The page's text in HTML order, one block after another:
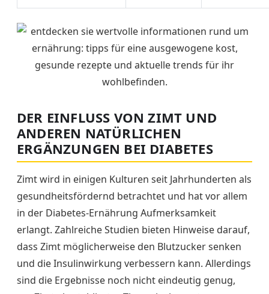
DER EINFLUSS VON ZIMT UND
ANDEREN NATÜRLICHEN
ERGÄNZUNGEN BEI DIABETES
Zimt wird in einigen Kulturen seit Jahrhunderten als
gesundheitsfördernd betrachtet und hat vor allem
in der Diabetes-Ernährung Aufmerksamkeit
erlangt. Zahlreiche Studien bieten Hinweise darauf,
dass Zimt möglicherweise den Blutzucker senken
und die Insulinwirkung verbessern kann. Allerdings
sind die Ergebnisse noch nicht eindeutig genug,